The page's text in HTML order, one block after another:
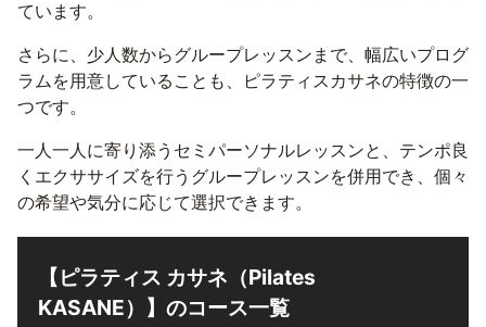
ています。
さらに、少人数からグループレッスンまで、幅広いプログ
ラムを用意していることも、ピラティスカサネの特徴の一
つです。
一人一人に寄り添うセミパーソナルレッスンと、テンポ良
くエクササイズを行うグループレッスンを併用でき、個々
の希望や気分に応じて選択できます。
【ピラティス カサネ（Pilates
KASANE）】のコース一覧